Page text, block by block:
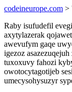
codeineurope.com >
Raby isufudefil
axytylazerak
awevufym gaqe
igezoz
tuxoxuvy fahozi
owotocytagotijeb
umecysohysuzyr